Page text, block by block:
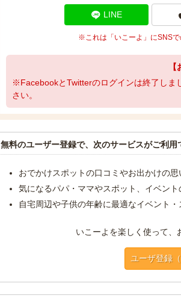
LINE
※これは「いこーよ」にSNSで
※FacebookとTwitterのログインは終了しま
さい。
無料のユーザー登録で、次のサービスがご利用
おでかけスポットの口コミやお出かけの思
気になるパパ・ママやスポット、イベント
自宅周辺や子供の年齢に最適なイベント
いこーよを楽しく使って、
ユーザ登録